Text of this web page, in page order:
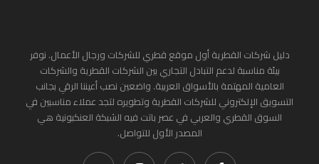
دليل شركات القطرية أول موقع قطري للشركات ورجال الأعمال. نوفر
بيئة مناسبة لدعم التبادل التجاري بين الشركات القطرية والشركات
العامية المهتمة بالأسواق العربية. واضعين نصب أعيننا الرقي بجانب
التسويق الإلكتروني للشركات القطرية وتطويره لتجد عملاء مناسبين في
السوق القطري والعربي في عصر باتت فيه الشبكة العنكبونية هي
المصدر الأول للتواصل.